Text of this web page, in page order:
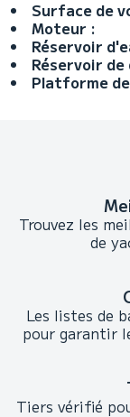
Surface de
Moteur :
Réservoir
Réservoir de
Platforme
Trouvez les
de
Les listes de
pour garantir
Tiers vérifié